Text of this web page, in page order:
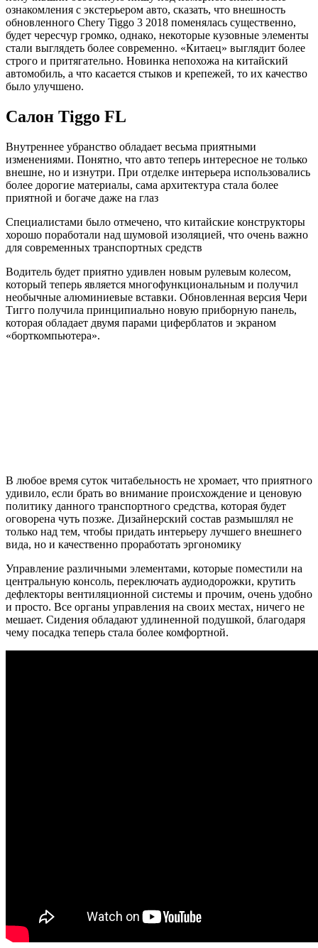
ознакомления с экстерьером авто, сказать, что внешность
обновленного Chery Tiggo 3 2018 поменялась существенно,
будет чересчур громко, однако, некоторые кузовные элементы
стали выглядеть более современно. «Китаец» выглядит более
строго и притягательно. Новинка непохожа на китайский
автомобиль, а что касается стыков и крепежей, то их качество
было улучшено.
Салон Tiggo FL
Внутреннее убранство обладает весьма приятными
изменениями. Понятно, что авто теперь интересное не только
внешне, но и изнутри. При отделке интерьера использовались
более дорогие материалы, сама архитектура стала более
приятной и богаче даже на глаз
Специалистами было отмечено, что китайские конструкторы
хорошо поработали над шумовой изоляцией, что очень важно
для современных транспортных средств
Водитель будет приятно удивлен новым рулевым колесом,
который теперь является многофункциональным и получил
необычные алюминиевые вставки. Обновленная версия Чери
Тигго получила принципиально новую приборную панель,
которая обладает двумя парами циферблатов и экраном
«борткомпьютера».
В любое время суток читабельность не хромает, что приятного
удивило, если брать во внимание происхождение и ценовую
политику данного транспортного средства, которая будет
оговорена чуть позже. Дизайнерский состав размышлял не
только над тем, чтобы придать интерьеру лучшего внешнего
вида, но и качественно проработать эргономику
Управление различными элементами, которые поместили на
центральную консоль, переключать аудиодорожки, крутить
дефлекторы вентиляционной системы и прочим, очень удобно
и просто. Все органы управления на своих местах, ничего не
мешает. Сидения обладают удлиненной подушкой, благодаря
чему посадка теперь стала более комфортной.